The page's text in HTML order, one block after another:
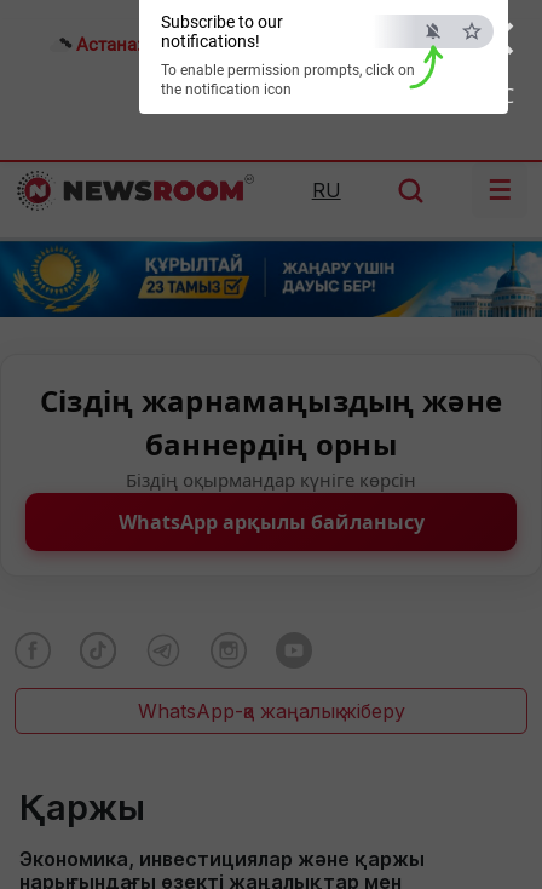
×
ESC
Subscribe to our
notifications!
To enable permission prompts, click on
the notification icon
Астана: 21°C Алматы: Шымкент:30°C
RU ☰
Сіздің жарнамаңыздың және
баннердің орны
Біздің оқырмандар күніге көрсін
WhatsApp арқылы байланысу
WhatsApp-қа жаңалық жіберу
Қаржы
Экономика, инвестициялар және қаржы
нарығындағы өзекті жаңалықтар мен